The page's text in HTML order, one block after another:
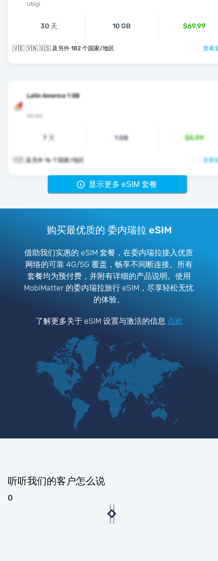
Ubigi
30 天 10 GB $69.99
🇻🇪 🇻🇳 🇺🇸 及另外 182 个国家/地区 查看
Latin America 1 GB
Airalo
7 天 1 GB $5.99
🇻🇪 及另外 16 个国家/地区 查看
显示更多 eSIM 套餐
购买最优质的 委内瑞拉 eSIM
借助我们实惠的 eSIM 套餐，在委内瑞拉接入优质
网络的可靠 4G/5G 覆盖，畅享不间断连接。所有
套餐均为预付费，并附有详细的产品说明。使用
MobiMatter 的委内瑞拉旅行 eSIM，尽享轻松无忧
的体验。
了解更多关于 eSIM 设置与激活的信息 点此
听听我们的客户怎么说
0